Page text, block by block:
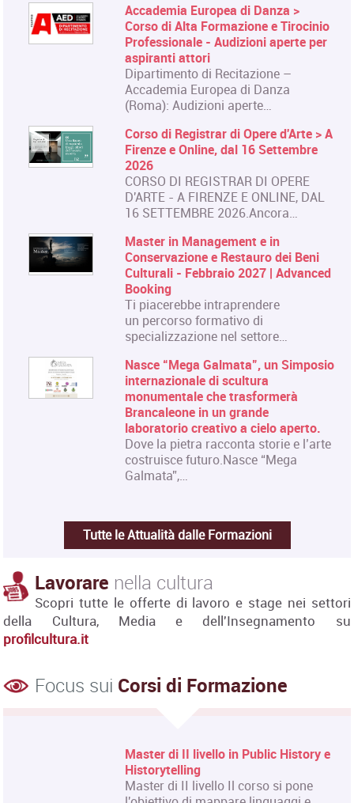
Accademia Europea di Danza >
Corso di Alta Formazione e Tirocinio
Professionale - Audizioni aperte per
aspiranti attori
Dipartimento di Recitazione –
Accademia Europea di Danza
(Roma): Audizioni aperte…
Corso di Registrar di Opere d'Arte > A
Firenze e Online, dal 16 Settembre
2026
CORSO DI REGISTRAR DI OPERE
D'ARTE - A FIRENZE E ONLINE, DAL
16 SETTEMBRE 2026.Ancora…
Master in Management e in
Conservazione e Restauro dei Beni
Culturali - Febbraio 2027 | Advanced
Booking
Ti piacerebbe intraprendere
un percorso formativo di
specializzazione nel settore…
Nasce “Mega Galmata”, un Simposio
internazionale di scultura
monumentale che trasformerà
Brancaleone in un grande
laboratorio creativo a cielo aperto.
Dove la pietra racconta storie e l’arte
costruisce futuro.Nasce “Mega
Galmata”,…
Tutte le Attualità dalle Formazioni
Lavorare nella cultura
Scopri tutte le offerte di lavoro e stage nei settori
della Cultura, Media e dell'Insegnamento su
profilcultura.it
Focus sui Corsi di Formazione
Master di II livello in Public History e
Historytelling
Master di II livello Il corso si pone